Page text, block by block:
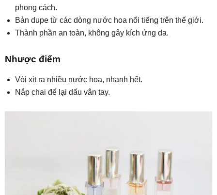
phong cách.
Bản dupe từ các dòng nước hoa nổi tiếng trên thế giới.
Thành phần an toàn, không gây kích ứng da.
Nhược điểm
Vòi xịt ra nhiều nước hoa, nhanh hết.
Nắp chai để lại dấu vân tay.